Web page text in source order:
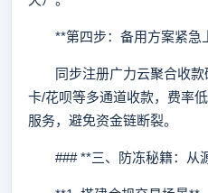
**第四步：备用方案紧急
同步注册广力云聚合收款
卡/花呗等多通道收款，费率
服务，避免资金链断裂。
### **三、防冻秘籍：从